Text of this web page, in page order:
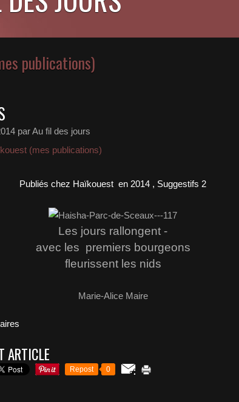
publications)
par Au fil des jours
(mes publications)
Publiés chez Haïkouest en 2014 , Suggestifs 2
Les jours rallongent -
avec les premiers bourgeons
fleurissent les nids
Marie-Alice Maire
ARTICLE
Repost 0